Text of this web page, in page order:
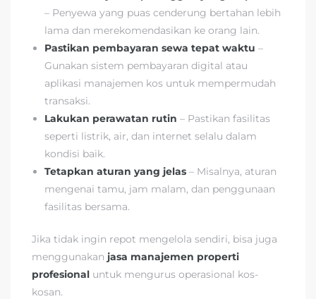
– Penyewa yang puas cenderung bertahan lebih
lama dan merekomendasikan ke orang lain.
Pastikan pembayaran sewa tepat waktu –
Gunakan sistem pembayaran digital atau
aplikasi manajemen kos untuk mempermudah
transaksi.
Lakukan perawatan rutin – Pastikan fasilitas
seperti listrik, air, dan internet selalu dalam
kondisi baik.
Tetapkan aturan yang jelas – Misalnya, aturan
mengenai tamu, jam malam, dan penggunaan
fasilitas bersama.
Jika tidak ingin repot mengelola sendiri, bisa juga
menggunakan jasa manajemen properti
profesional untuk mengurus operasional kos-
kosan.